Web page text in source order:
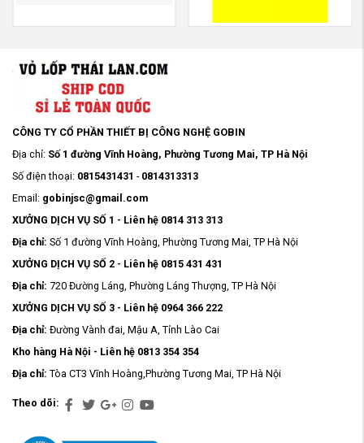
CÔNG TY CỔ PHẦN THIẾT BỊ CÔNG NGHỆ GOBIN
Địa chỉ: Số 1 đường Vĩnh Hoàng, Phường Tương Mai, TP Hà Nội
Số điện thoại: 0815431431 - 0814313313
Email: gobinjsc@gmail.com
XƯỞNG DỊCH VỤ SỐ 1 - Liên hệ 0814 313 313
Địa chỉ: Số 1 đường Vĩnh Hoàng, Phường Tương Mai, TP Hà Nội
XƯỞNG DỊCH VỤ SỐ 2 - Liên hệ 0815 431 431
Địa chỉ: 720 Đường Láng, Phường Láng Thượng, TP Hà Nội
XƯỞNG DỊCH VỤ SỐ 3 - Liên hệ 0964 366 222
Địa chỉ: Đường Vành đai, Mậu A, Tỉnh Lào Cai
Kho hàng Hà Nội - Liên hệ 0813 354 354
Địa chỉ: Tòa CT3 Vĩnh Hoàng,Phường Tương Mai, TP Hà Nội
Theo dõi: